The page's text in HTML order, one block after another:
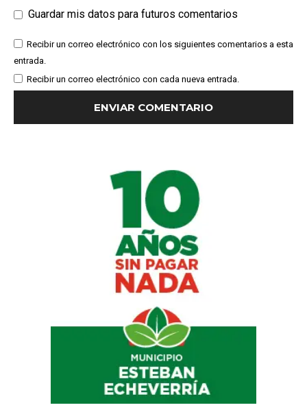
Guardar mis datos para futuros comentarios
Recibir un correo electrónico con los siguientes comentarios a esta
entrada.
Recibir un correo electrónico con cada nueva entrada.